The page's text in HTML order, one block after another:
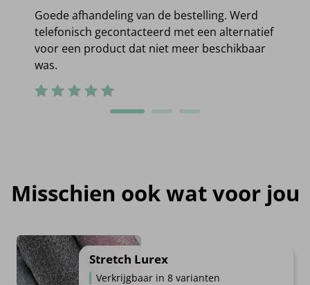
Goede afhandeling van de bestelling. Werd
telefonisch gecontacteerd met een alternatief
voor een product dat niet meer beschikbaar
was.
Misschien ook wat voor jou
Stretch Lurex
Verkrijgbaar in 8 varianten